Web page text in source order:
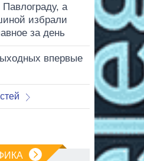
а
избрали
за день
впервые